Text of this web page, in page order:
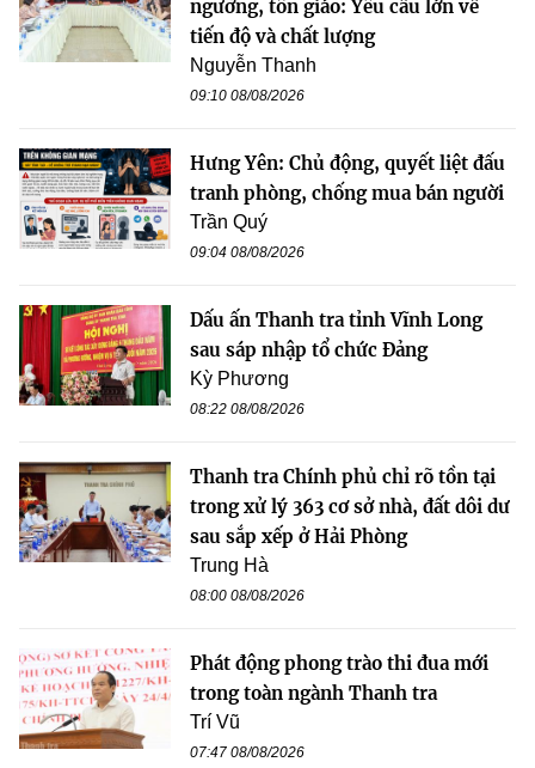
ngưỡng, tôn giáo: Yêu cầu lớn về
tiến độ và chất lượng
Nguyễn Thanh
09:10 08/08/2026
Hưng Yên: Chủ động, quyết liệt đấu
tranh phòng, chống mua bán người
Trần Quý
09:04 08/08/2026
Dấu ấn Thanh tra tỉnh Vĩnh Long
sau sáp nhập tổ chức Đảng
Kỳ Phương
08:22 08/08/2026
Thanh tra Chính phủ chỉ rõ tồn tại
trong xử lý 363 cơ sở nhà, đất dôi dư
sau sắp xếp ở Hải Phòng
Trung Hà
08:00 08/08/2026
Phát động phong trào thi đua mới
trong toàn ngành Thanh tra
Trí Vũ
07:47 08/08/2026